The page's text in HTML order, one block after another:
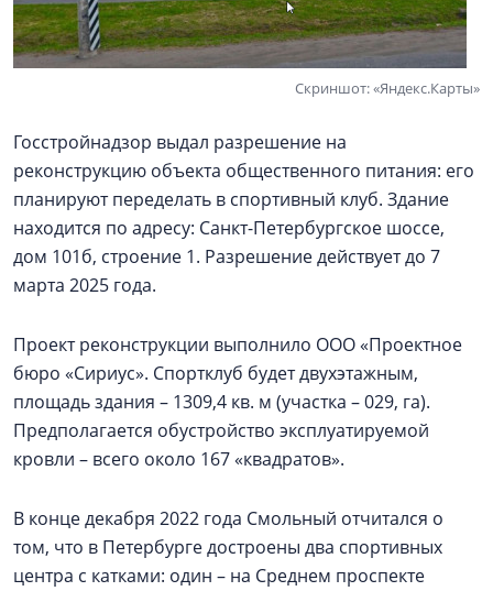
Скриншот: «Яндекс.Карты»
Госстройнадзор выдал разрешение на
реконструкцию объекта общественного питания: его
планируют переделать в спортивный клуб. Здание
находится по адресу: Санкт-Петербургское шоссе,
дом 101б, строение 1. Разрешение действует до 7
марта 2025 года.
Проект реконструкции выполнило ООО «Проектное
бюро «Сириус». Спортклуб будет двухэтажным,
площадь здания – 1309,4 кв. м (участка – 029, га).
Предполагается обустройство эксплуатируемой
кровли – всего около 167 «квадратов».
В конце декабря 2022 года Смольный отчитался о
том, что в Петербурге достроены два спортивных
центра с катками: один – на Среднем проспекте